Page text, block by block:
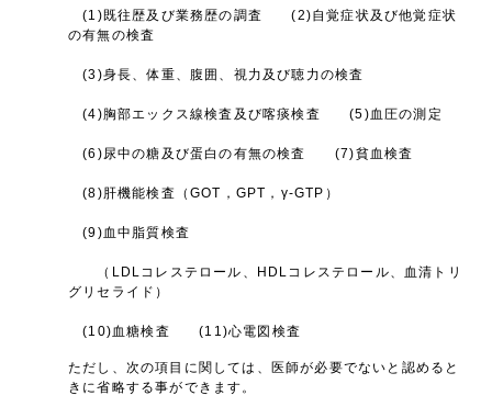
(1)既往歴及び業務歴の調査 (2)自覚症状及び他覚症状
の有無の検査
(3)身長、体重、腹囲、視力及び聴力の検査
(4)胸部エックス線検査及び喀痰検査 (5)血圧の測定
(6)尿中の糖及び蛋白の有無の検査 (7)貧血検査
(8)肝機能検査（GOT，GPT，γ-GTP）
(9)血中脂質検査
（LDLコレステロール、HDLコレステロール、血清トリ
グリセライド）
(10)血糖検査 (11)心電図検査
ただし、次の項目に関しては、医師が必要でないと認めると
きに省略する事ができます。